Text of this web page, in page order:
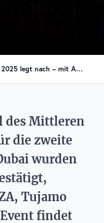
UNTOLD Dubai 2025 legt nach – mit Axwell, MEDUZA, Tujamo und mehr
des Mittleren
die zweite
wurden
Tujamo
findet